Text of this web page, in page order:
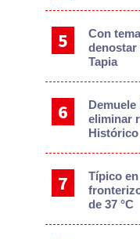
Con
denostar
Tapia
eliminar
Histórico
Típico
de 37 °C